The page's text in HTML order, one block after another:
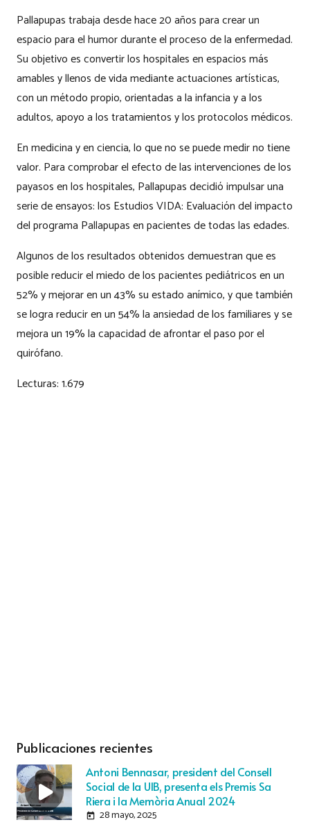
Pallapupas trabaja desde hace 20 años para crear un
espacio para el humor durante el proceso de la enfermedad.
Su objetivo es convertir los hospitales en espacios más
amables y llenos de vida mediante actuaciones artísticas,
con un método propio, orientadas a la infancia y a los
adultos, apoyo a los tratamientos y los protocolos médicos.
En medicina y en ciencia, lo que no se puede medir no tiene
valor. Para comprobar el efecto de las intervenciones de los
payasos en los hospitales, Pallapupas decidió impulsar una
serie de ensayos: los Estudios VIDA: Evaluación del impacto
del programa Pallapupas en pacientes de todas las edades.
Algunos de los resultados obtenidos demuestran que es
posible reducir el miedo de los pacientes pediátricos en un
52% y mejorar en un 43% su estado anímico, y que también
se logra reducir en un 54% la ansiedad de los familiares y se
mejora un 19% la capacidad de afrontar el paso por el
quirófano.
Lecturas:1.679
Publicaciones recientes
Antoni Bennasar, president del Consell
Social de la UIB, presenta els Premis Sa
Riera i la Memòria Anual 2024
today 28 mayo, 2025